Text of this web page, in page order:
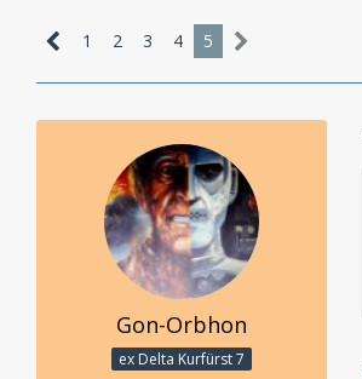
1 2 3 4 5
Gon-Orbhon
ex Delta Kurfürst 7